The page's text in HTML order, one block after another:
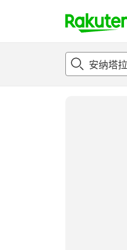
t
p
概况 客房及住